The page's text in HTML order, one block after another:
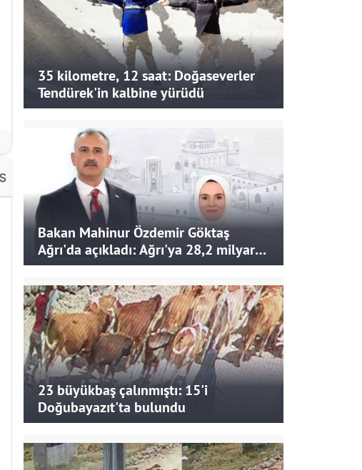
35 kilometre, 12 saat: Doğaseverler
Tendürek'in kalbine yürüdü
Bakan Mahinur Özdemir Göktaş
Ağrı'da açıkladı: Ağrı'ya 28,2 milyar
liralık yatırım ve destek sağlandı
23 büyükbaş çalınmıştı: 15'i
Doğubayazıt'ta bulundu